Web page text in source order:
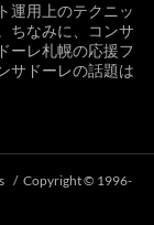
運用上のテクニッ
ちなみに、コンサ
ーレ札幌の応援フ
サドーレの話題は
Copyright © 1996-